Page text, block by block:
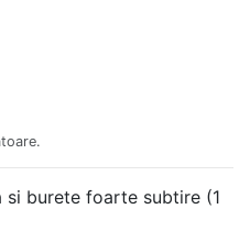
si burete foarte subtire (1